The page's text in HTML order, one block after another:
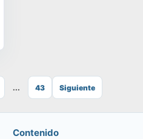
... 43 Siguiente
Contenido